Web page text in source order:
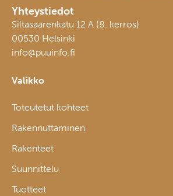
Yhteystiedot
Siltasaarenkatu 12 A (8. kerros)
00530 Helsinki
info@puuinfo.fi
Valikko
Toteutetut kohteet
Rakennuttaminen
Rakenteet
Suunnittelu
Tuotteet